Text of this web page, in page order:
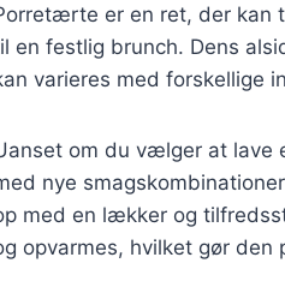
er en ret, der kan
en festlig brunch. Dens
varieres med forskellige
om du vælger at lave
nye
med en lækker og
opvarmes, hvilket gør den